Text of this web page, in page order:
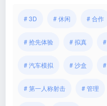
# 3D # 休闲 # 合作
# 抢先体验 # 拟真
# 汽车模拟 # 沙盒
# 第一人称射击 # 管理